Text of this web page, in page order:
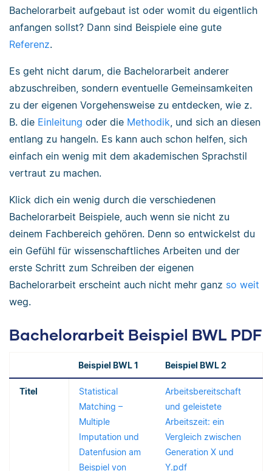
Bachelorarbeit aufgebaut ist oder womit du eigentlich
anfangen sollst? Dann sind Beispiele eine gute
Referenz.
Es geht nicht darum, die Bachelorarbeit anderer
abzuschreiben, sondern eventuelle Gemeinsamkeiten
zu der eigenen Vorgehensweise zu entdecken, wie z.
B. die Einleitung oder die Methodik , und sich an diesen
entlang zu hangeln. Es kann auch schon helfen, sich
einfach ein wenig mit dem akademischen Sprachstil
vertraut zu machen.
Klick dich ein wenig durch die verschiedenen
Bachelorarbeit Beispiele, auch wenn sie nicht zu
deinem Fachbereich gehören. Denn so entwickelst du
ein Gefühl für wissenschaftliches Arbeiten und der
erste Schritt zum Schreiben der eigenen
Bachelorarbeit erscheint auch nicht mehr ganz so weit
weg.
Bachelorarbeit Beispiel BWL PDF
Beispiel BWL 1 Beispiel BWL 2
Titel
Statistical
Matching –
Multiple
Imputation und
Datenfusion am
Beispiel von
Arbeitsbereitschaft
und geleistete
Arbeitszeit: ein
Vergleich zwischen
Generation X und
Y.pdf